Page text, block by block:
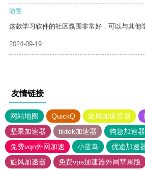
游客
这款学习软件的社区氛围非常好，可以与其他
2024-09-19
友情链接
网站地图 QuickQ 旋风加速度器
坚果加速器
tiktok加速器
狗急加速
免费vqn外网加速
小蓝鸟 优途加速
旋风加速器
免费vps加速器外网苹果版